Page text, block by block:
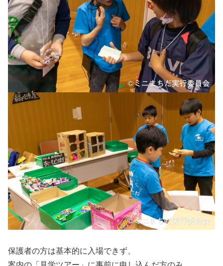
保護者の方は基本的に入場できず、